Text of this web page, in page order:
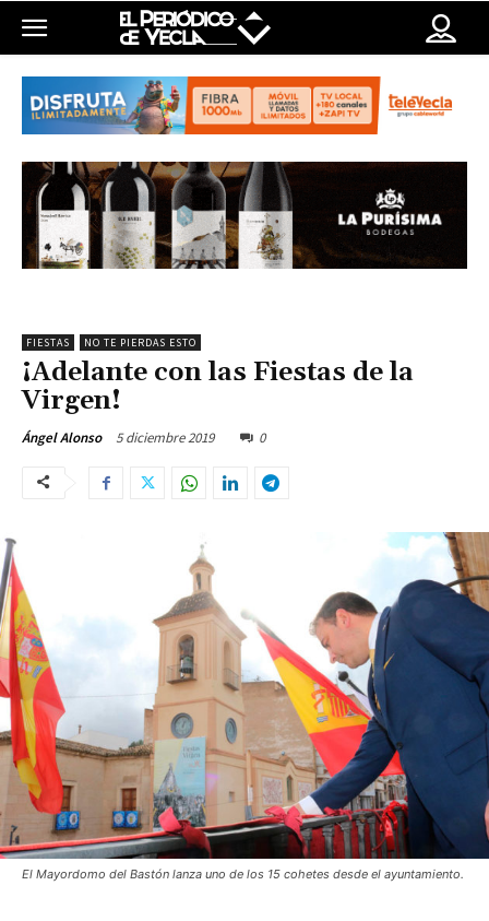
FIESTAS NO TE PIERDAS ESTO
¡Adelante con las Fiestas de la
Virgen!
Ángel Alonso 5 diciembre 2019 0
El Mayordomo del Bastón lanza uno de los 15 cohetes desde el ayuntamiento.